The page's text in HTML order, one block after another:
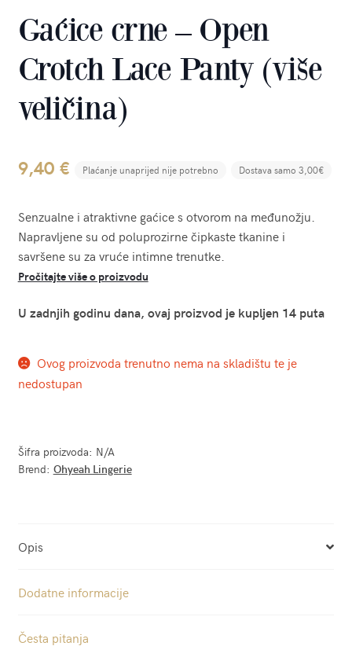
Gaćice crne – Open
Crotch Lace Panty (više
veličina)
9,40 € Plaćanje unaprijed nije potrebno Dostava samo 3,00€
Senzualne i atraktivne gaćice s otvorom na međunožju.
Napravljene su od poluprozirne čipkaste tkanine i
savršene su za vruće intimne trenutke.
Pročitajte više o proizvodu
U zadnjih godinu dana, ovaj proizvod je kupljen 14 puta
Ovog proizvoda trenutno nema na skladištu te je
nedostupan
Šifra proizvoda: N/A
Brend: Ohyeah Lingerie
Opis
Dodatne informacije
Česta pitanja